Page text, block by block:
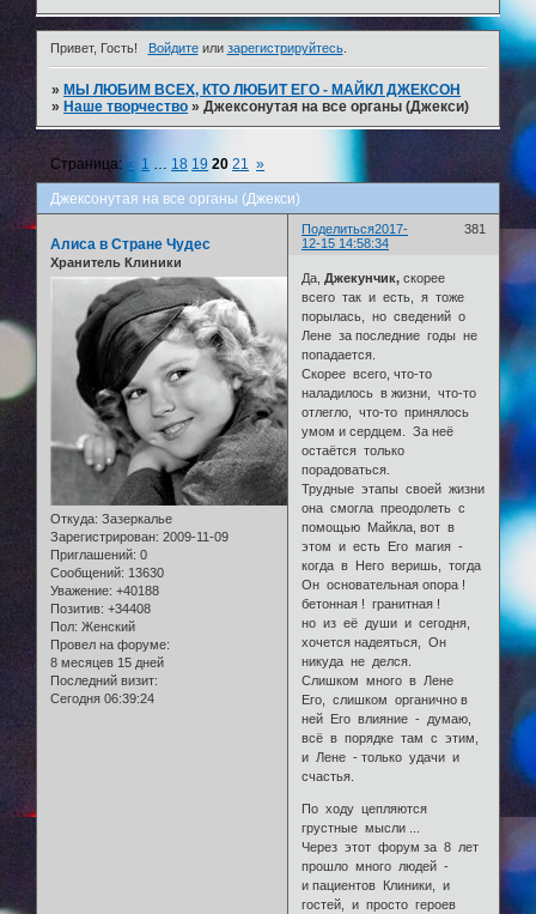
Привет, Гость! Войдитеили зарегистрируйтесь.
»МЫ ЛЮБИМ ВСЕХ, КТО ЛЮБИТ ЕГО - МАЙКЛ ДЖЕКСОН
»Наше творчество »Джексонутая на все органы (Джекси)
Джексонутая на все органы (Джекси)
Страница:« 1 18 19 20 21 »
Поделиться 381
2017-
12-15 14:58:34
Алиса в Стране Чудес
Хранитель Клиники
Откуда: Зазеркалье
Зарегистрирован: 2009-11-09
Приглашений: 0
Сообщений: 13630
Уважение: +40188
Позитив: +34408
Пол: Женский
Провел на форуме:
8 месяцев 15 дней
Последний визит:
Сегодня 06:39:24
Да,Джекунчик,скорее
всего так и есть, я тоже
порылась, но сведений о
Лене за последние годы не
попадается.
Скорее всего, что-то
наладилось в жизни, что-то
отлегло, что-то принялось
умом и сердцем. За неё
остаётся только
порадоваться.
Трудные этапы своей жизни
она смогла преодолеть с
помощью Майкла, вот в
этом и есть Его магия -
когда в Него веришь, тогда
Он основательная опора !
бетонная ! гранитная !
но из её души и сегодня,
хочется надеяться, Он
никуда не делся.
Слишком много в Лене
Его, слишком органично в
ней Его влияние - думаю,
всё в порядке там с этим,
и Лене - только удачи и
счастья.
По ходу цепляются
грустные мысли ...
Через этот форум за 8 лет
прошло много людей -
и пациентов Клиники, и
гостей, и просто героев